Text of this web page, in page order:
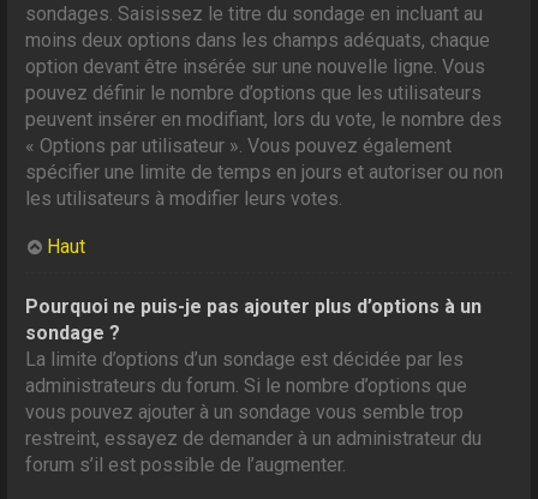
sondages. Saisissez le titre du sondage en incluant au
moins deux options dans les champs adéquats, chaque
option devant être insérée sur une nouvelle ligne. Vous
pouvez définir le nombre d’options que les utilisateurs
peuvent insérer en modifiant, lors du vote, le nombre des
« Options par utilisateur ». Vous pouvez également
spécifier une limite de temps en jours et autoriser ou non
les utilisateurs à modifier leurs votes.
Haut
Pourquoi ne puis-je pas ajouter plus d’options à un
sondage ?
La limite d’options d’un sondage est décidée par les
administrateurs du forum. Si le nombre d’options que
vous pouvez ajouter à un sondage vous semble trop
restreint, essayez de demander à un administrateur du
forum s’il est possible de l’augmenter.